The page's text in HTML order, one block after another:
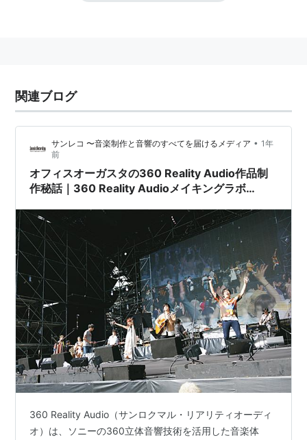
関連ブログ
サンレコ 〜音楽制作と音響のすべてを届けるメディア • 1年
前
オフィスオーガスタの360 Reality Audio作品制
作秘話｜360 Reality Audioメイキングラボ
360 Reality Audio（サンロクマル・リアリティオーディ
オ）は、ソニーの360立体音響技術を活用した音楽体